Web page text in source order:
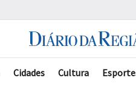
Cidades Cultura